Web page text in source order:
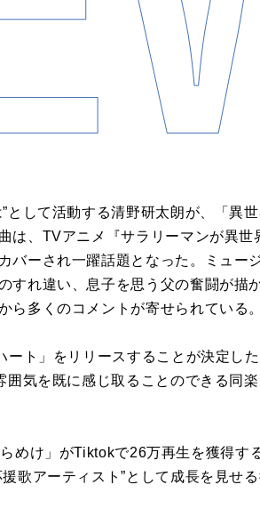
として活動する清野研太朗が、「異
は、TVアニメ『サラリーマンが異
バーされ一躍話題となった。ミュー
すれ違い、息子を思う父の奮闘が描
ら多くのコメントが寄せられている。
ート」をリリースすることが決定し
囲気を既に感じ取ることのできる同
めけ」がTiktokで26万再生を獲得す
歌アーティスト”として成長を見せ